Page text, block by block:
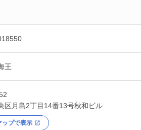
王
区月島2丁目14番13号秋和ビル
ップで表示